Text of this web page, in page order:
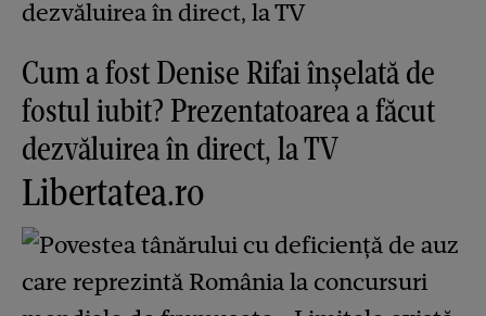
Cum a fost Denise Rifai înșelată de
fostul iubit? Prezentatoarea a făcut
dezvăluirea în direct, la TV
Libertatea.ro